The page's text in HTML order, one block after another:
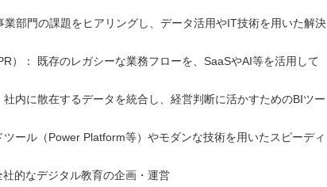
業部門の課題をヒアリングし、データ活用やIT技術を用いた解決
）： 既存のレガシーな業務フローを、SaaSやAI等を活用して
社内に散在するデータを統合し、経営判断に活かすためのBIツー
ツール（Power Platform等）やモダンな技術を用いたスピーディ
的なデジタル教育の企画・運営